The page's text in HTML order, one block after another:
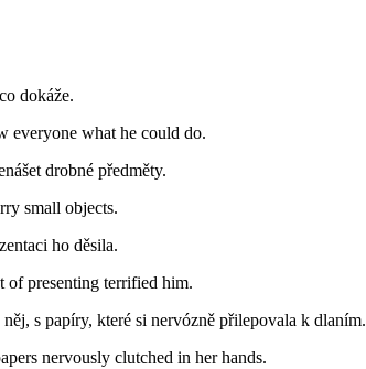
dokáže.
everyone what he could do.
drobné předměty.
small objects.
ho děsila.
of presenting terrified him.
s papíry, které si nervózně přilepovala k dlaním.
nervously clutched in her hands.